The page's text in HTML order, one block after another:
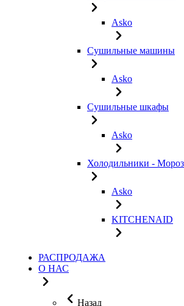
Asko
Сушильные машины
Asko
Сушильные шкафы
Asko
Холодильники -
Asko
KITCHENAID
РАСПРОДАЖА
О НАС
Назад